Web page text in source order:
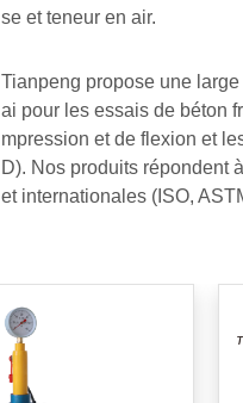
se et teneur en air.
Tianpeng propose une
ai pour les essais de béton
mpression et de flexion et
D). Nos produits répondent
et internationales (ISO,